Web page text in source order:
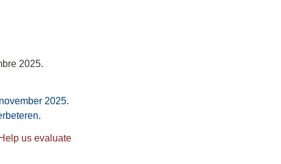
2025.
2025.
Help us evaluate